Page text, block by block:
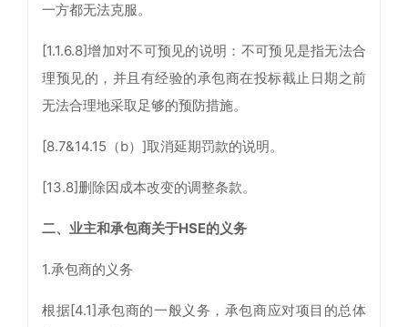
一方都无法克服。
[1.1.6.8]增加对不可预见的说明：不可预见是指无法合
理预见的，并且有经验的承包商在投标截止日期之前
无法合理地采取足够的预防措施。
[8.7&14.15（b）]取消延期罚款的说明。
[13.8]删除因成本改变的调整条款。
二、业主和承包商关于HSE的义务
1.承包商的义务
根据[4.1]承包商的一般义务，承包商应对项目的总体